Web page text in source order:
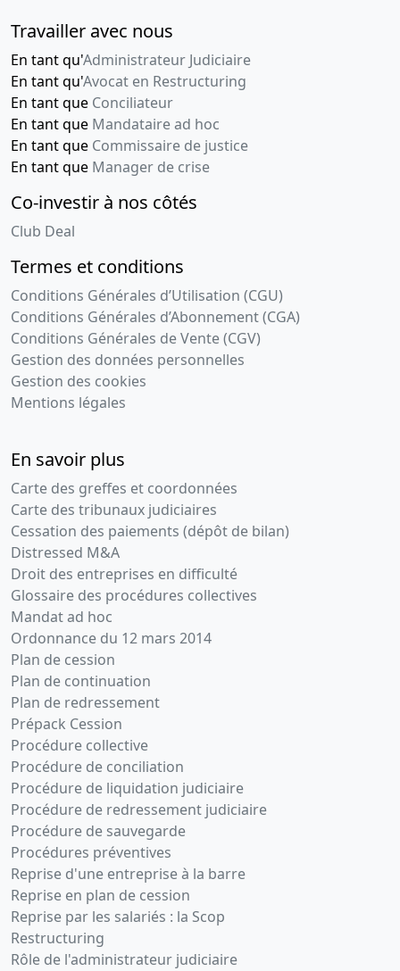
Travailler avec nous
En tant qu'Administrateur Judiciaire
En tant qu'Avocat en Restructuring
En tant que Conciliateur
En tant que Mandataire ad hoc
En tant que Commissaire de justice
En tant que Manager de crise
Co-investir à nos côtés
Club Deal
Termes et conditions
Conditions Générales d’Utilisation (CGU)
Conditions Générales d’Abonnement (CGA)
Conditions Générales de Vente (CGV)
Gestion des données personnelles
Gestion des cookies
Mentions légales
En savoir plus
Carte des greffes et coordonnées
Carte des tribunaux judiciaires
Cessation des paiements (dépôt de bilan)
Distressed M&A
Droit des entreprises en difficulté
Glossaire des procédures collectives
Mandat ad hoc
Ordonnance du 12 mars 2014
Plan de cession
Plan de continuation
Plan de redressement
Prépack Cession
Procédure collective
Procédure de conciliation
Procédure de liquidation judiciaire
Procédure de redressement judiciaire
Procédure de sauvegarde
Procédures préventives
Reprise d'une entreprise à la barre
Reprise en plan de cession
Reprise par les salariés : la Scop
Restructuring
Rôle de l'administrateur judiciaire